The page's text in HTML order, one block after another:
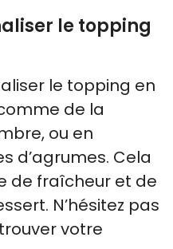
le topping
le topping en
de la
ou en
d’agrumes. Cela
de fraîcheur et de
N’hésitez pas
votre